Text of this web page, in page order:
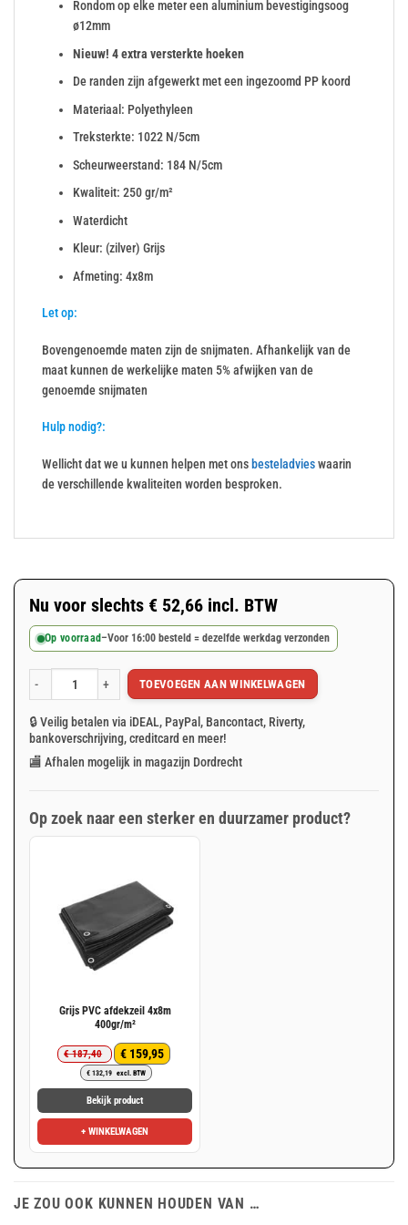
Rondom op elke meter een aluminium bevestigingsoog
ø12mm
Nieuw! 4 extra versterkte hoeken
De randen zijn afgewerkt met een ingezoomd PP koord
Materiaal: Polyethyleen
Treksterkte: 1022 N/5cm
Scheurweerstand: 184 N/5cm
Kwaliteit: 250 gr/m²
Waterdicht
Kleur: (zilver) Grijs
Afmeting: 4x8m
Let op:
Bovengenoemde maten zijn de snijmaten. Afhankelijk van de
maat kunnen de werkelijke maten 5% afwijken van de
genoemde snijmaten
Hulp nodig?:
Wellicht dat we u kunnen helpen met ons besteladvieswaarin
de verschillende kwaliteiten worden besproken.
Nu voor slechts € 52,66 incl. BTW
Op voorraad –Voor 16:00 besteld = dezelfde werkdag verzonden
Grijs afdekzeil 4x8m 250gr/m² aantalTOEVOEGEN AAN WINKELWAGEN
🔒 Veilig betalen via iDEAL, PayPal, Bancontact, Riverty,
bankoverschrijving, creditcard en meer!
🏬 Afhalen mogelijk in magazijn Dordrecht
Op zoek naar een sterker en duurzamer product?
Grijs PVC afdekzeil 4x8m
400gr/m²
€187,40
Oorspronkelijke
prijs
was:
€ 187,40.
€159,95
Huidige
prijs
is:
€ 159,95.
€132,19 excl. BTW
Bekijk product
+ WINKELWAGEN
JE ZOU OOK KUNNEN HOUDEN VAN …